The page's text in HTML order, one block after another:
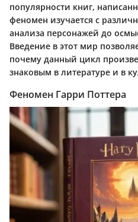
популярности книг,
феномен изучается с
анализа персонажей до
Введение в этот мир
почему данный цикл
знаковым в литературе и в
Феномен Гарри Поттера